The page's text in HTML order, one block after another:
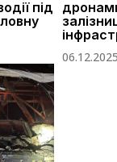
під
06.12.2025